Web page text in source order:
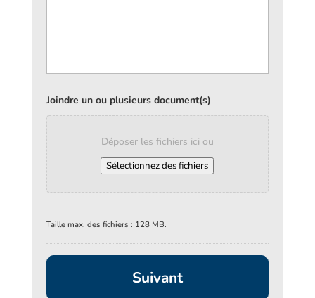
Joindre un ou plusieurs document(s)
Déposer les fichiers ici ou
Sélectionnez des fichiers
Taille max. des fichiers : 128 MB.